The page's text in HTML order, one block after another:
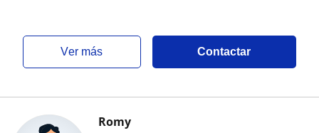
ver más Contactar
Romy